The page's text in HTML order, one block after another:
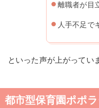
離職者が目
人手不足で
といった声が上がってい
都市型保育園ポポ